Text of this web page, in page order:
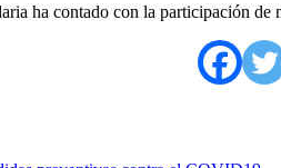
ha contado con la participación